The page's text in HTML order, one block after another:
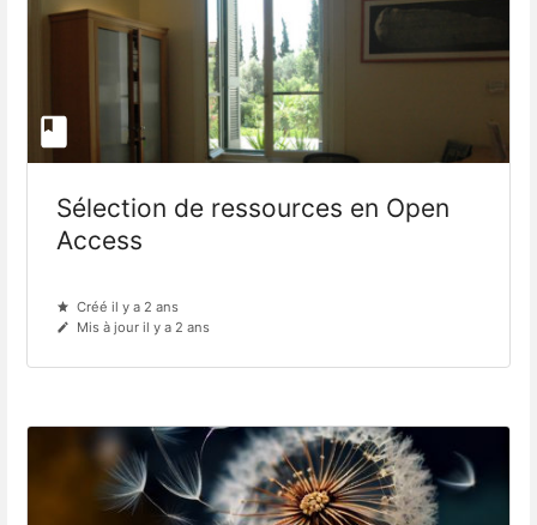
Sélection de ressources en Open
Access
Créé il y a 2 ans
Mis à jour il y a 2 ans